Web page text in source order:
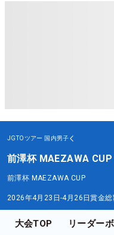
JGTOツアー 国内男子
前澤杯 MAEZAWA CUP
前澤杯 MAEZAWA CUP
2026年4月23日-4月26日賞金総
大会TOP リーダー